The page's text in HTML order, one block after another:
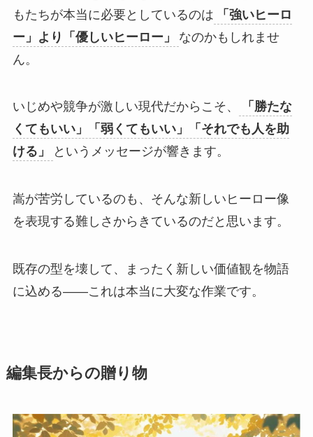
もたちが本当に必要としているのは
「強いヒーロ
ー」より「優しいヒーロー」
なのかもしれませ
ん。
いじめや競争が激しい現代だからこそ、
「勝たな
くてもいい」「弱くてもいい」「それでも人を助
ける」
というメッセージが響きます。
嵩が苦労しているのも、そんな新しいヒーロー像
を表現する難しさからきているのだと思います。
既存の型を壊して、まったく新しい価値観を物語
に込める——これは本当に大変な作業です。
編集長からの贈り物